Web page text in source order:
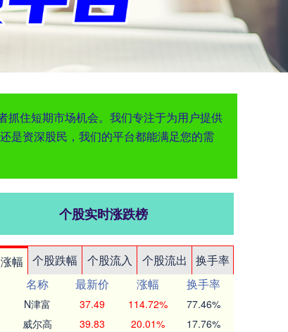
抓住短期市场机会。我们专注于为用户提供
是资深股民，我们的平台都能满足您的需
个股实时涨跌榜
幅 个股跌幅 个股流入 个股流出
换手率
名称 最新价 涨幅
换手率
N津富 37.49 114.72% 77.46%
威尔高 39.83 20.01% 17.76%